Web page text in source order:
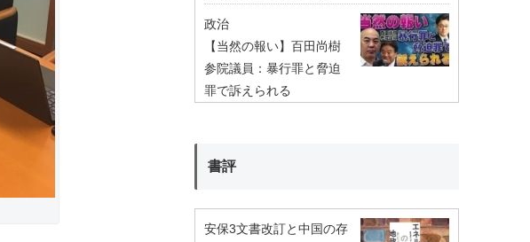
政治
【当然の報い】百田尚樹
参院議員：暴行罪と脅迫
罪で訴えられる
書評
安保3文書改訂と中国の存